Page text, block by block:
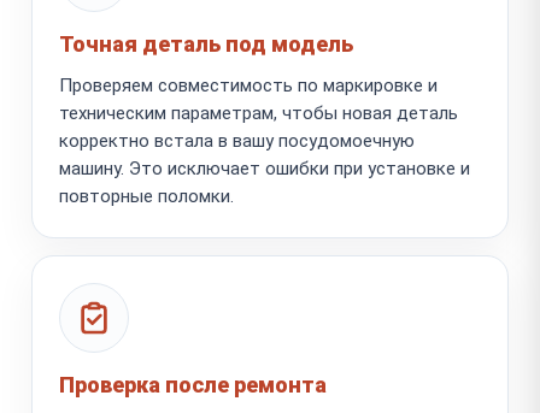
Точная деталь под модель
Проверяем совместимость по маркировке и
техническим параметрам, чтобы новая деталь
корректно встала в вашу посудомоечную
машину. Это исключает ошибки при установке и
повторные поломки.
Проверка после ремонта